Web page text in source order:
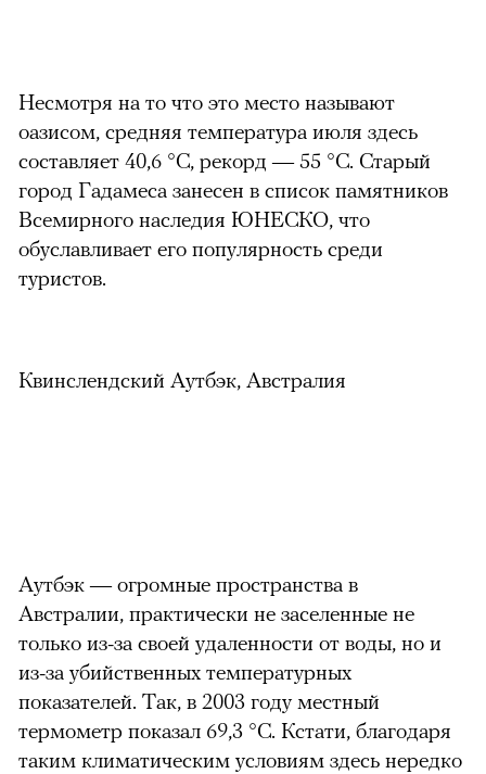
Несмотря на то что это место называют
оазисом, средняя температура июля здесь
составляет 40,6 °С, рекорд — 55 °C. Старый
город Гадамеса занесен в список памятников
Всемирного наследия ЮНЕСКО, что
обуславливает его популярность среди
туристов.
Квинслендский Аутбэк, Австралия
Аутбэк — огромные пространства в
Австралии, практически не заселенные не
только из-за своей удаленности от воды, но и
из-за убийственных температурных
показателей. Так, в 2003 году местный
термометр показал 69,3 °С. Кстати, благодаря
таким климатическим условиям здесь нередко